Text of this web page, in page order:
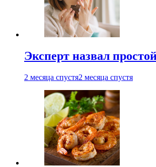
Эксперт назвал
2 месяца спустя2 месяца спустя